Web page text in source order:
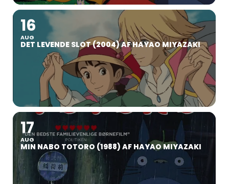
16
AUG
DET LEVENDE SLOT (2004) AF HAYAO MIYAZAKI
17
AUG
MIN NABO TOTORO (1988) AF HAYAO MIYAZAKI